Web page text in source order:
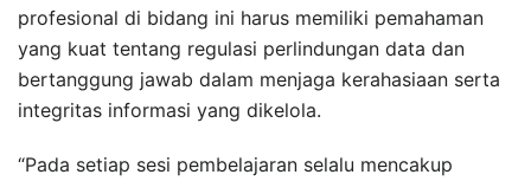
profesional di bidang ini harus memiliki pemahaman
yang kuat tentang regulasi perlindungan data dan
bertanggung jawab dalam menjaga kerahasiaan serta
integritas informasi yang dikelola.
“Pada setiap sesi pembelajaran selalu mencakup